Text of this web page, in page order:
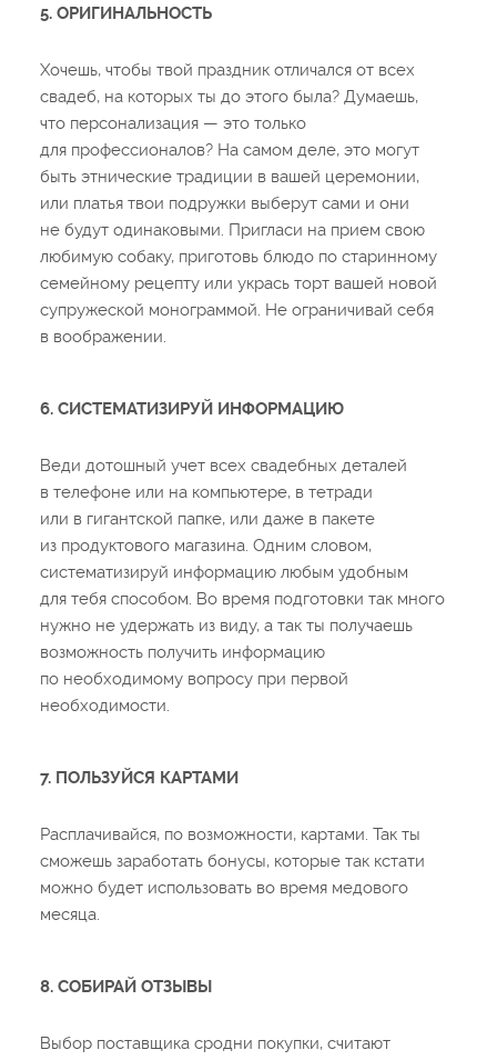
5. ОРИГИНАЛЬНОСТЬ
Хочешь, чтобы твой праздник отличался от всех
свадеб, на которых ты до этого была? Думаешь,
что персонализация — это только
для профессионалов? На самом деле, это могут
быть этнические традиции в вашей церемонии,
или платья твои подружки выберут сами и они
не будут одинаковыми. Пригласи на прием свою
любимую собаку, приготовь блюдо по старинному
семейному рецепту или укрась торт вашей новой
супружеской монограммой. Не ограничивай себя
в воображении.
6. СИСТЕМАТИЗИРУЙ ИНФОРМАЦИЮ
Веди дотошный учет всех свадебных деталей
в телефоне или на компьютере, в тетради
или в гигантской папке, или даже в пакете
из продуктового магазина. Одним словом,
систематизируй информацию любым удобным
для тебя способом. Во время подготовки так много
нужно не удержать из виду, а так ты получаешь
возможность получить информацию
по необходимому вопросу при первой
необходимости.
7. ПОЛЬЗУЙСЯ КАРТАМИ
Расплачивайся, по возможности, картами. Так ты
сможешь заработать бонусы, которые так кстати
можно будет использовать во время медового
месяца.
8. СОБИРАЙ ОТЗЫВЫ
Выбор поставщика сродни покупки, считают